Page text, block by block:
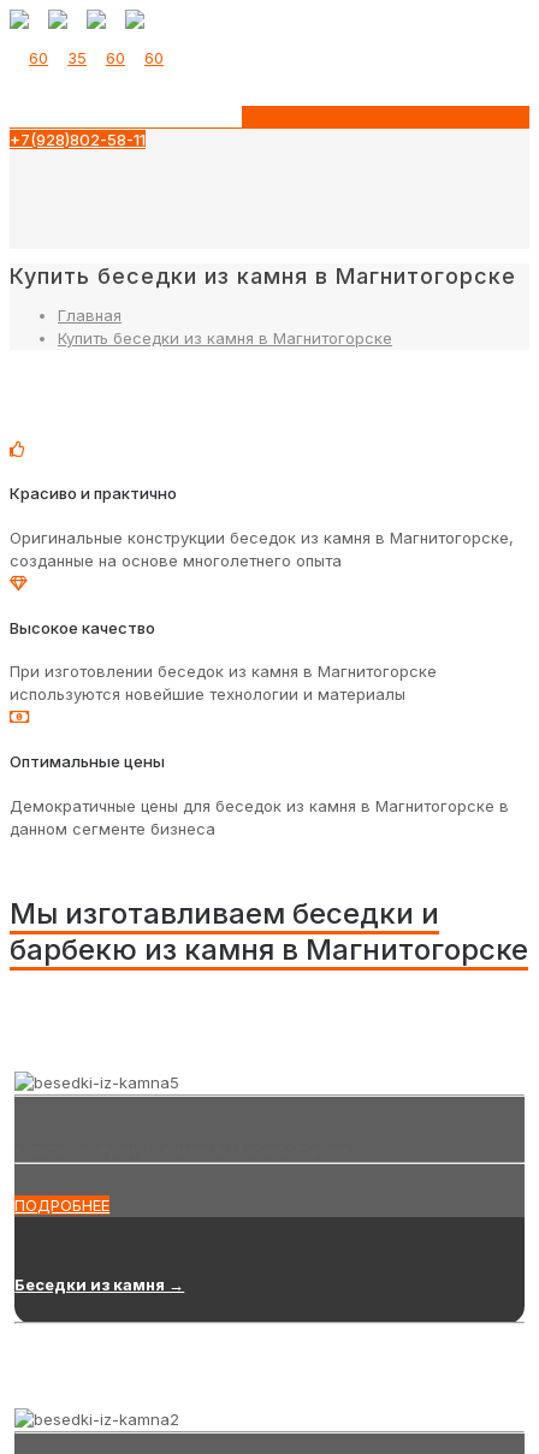
+7(928)802-58-11
Купить беседки из камня в Магнитогорске
Главная
Купить беседки из камня в Магнитогорске
Красиво и практично
Оригинальные конструкции беседок из камня в Магнитогорске,
созданные на основе многолетнего опыта
Высокое качество
При изготовлении беседок из камня в Магнитогорске
используются новейшие технологии и материалы
Оптимальные цены
Демократичные цены для беседок из камня в Магнитогорске в
данном сегменте бизнеса
Мы изготавливаем беседки и
барбекю из камня в Магнитогорске
ПОДРОБНЕЕ
Беседки из камня →